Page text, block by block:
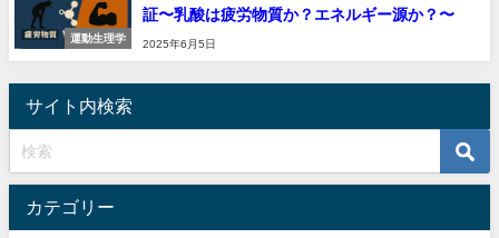
運動生理学
証〜乳酸は疲労物質か？エネルギー源か？〜
2025年6月5日
サイト内検索
カテゴリー